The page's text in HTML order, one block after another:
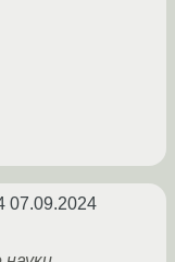
07.09.2024